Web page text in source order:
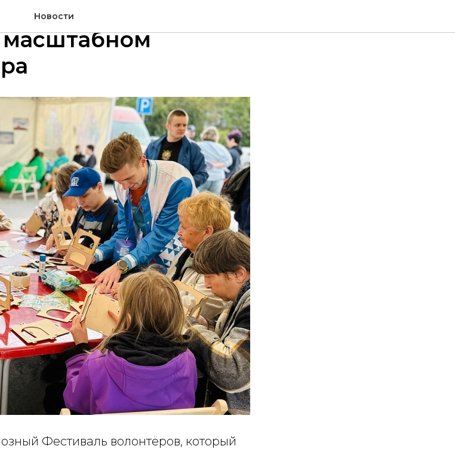
Новости
полторы тысячи
масштабном
Фестиваль волонтёров, который